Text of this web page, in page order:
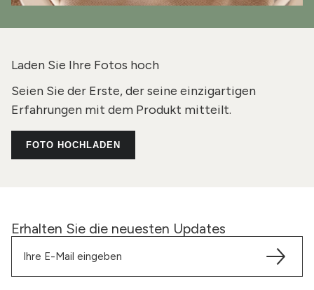
Laden Sie Ihre Fotos hoch
Seien Sie der Erste, der seine einzigartigen
Erfahrungen mit dem Produkt mitteilt.
FOTO HOCHLADEN
Erhalten Sie die neuesten Updates